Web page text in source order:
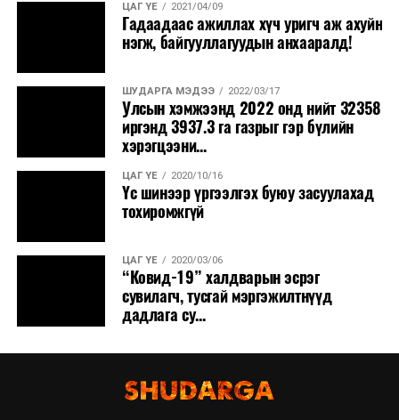
ЦАГ ҮЕ 2021/04/09
Гадаадаас ажиллах хүч уригч аж ахуйн
нэгж, байгууллагуудын анхааралд!
ШУДАРГА МЭДЭЭ 2022/03/17
Улсын хэмжээнд 2022 онд нийт 32358
иргэнд 3937.3 га газрыг гэр бүлийн
хэрэгцээни...
ЦАГ ҮЕ 2020/10/16
Үс шинээр үргээлгэх буюу засуулахад
тохиромжгүй
ЦАГ ҮЕ 2020/03/06
“Ковид-19” халдварын эсрэг
сувилагч, тусгай мэргэжилтнүүд
дадлага су...